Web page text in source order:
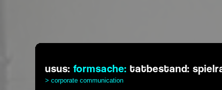
usus: formsache: tatbestand:
> corporate communication